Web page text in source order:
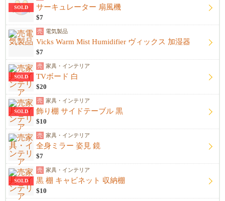
SOLD サーキュレーター 扇風機
$7
売 電気製品
Vicks Warm Mist Humidifier ヴィックス 加湿器
$7
SOLD
売 家具・インテリア
TVボード 白
$20
SOLD
売 家具・インテリア
飾り棚 サイドテーブル 黒
$10
売 家具・インテリア
全身ミラー 姿見 鏡
$7
SOLD
売 家具・インテリア
黒 棚 キャビネット 収納棚
$10